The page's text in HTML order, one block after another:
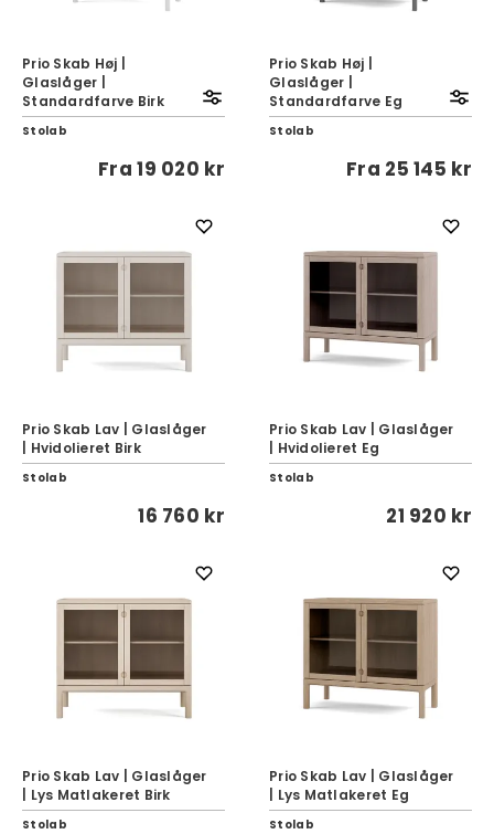
Prio Skab Høj |
Glaslåger |
Standardfarve Birk
Stolab
Fra19 020 kr
Prio Skab Høj |
Glaslåger |
Standardfarve Eg
Stolab
Fra 25 145 kr
Prio Skab Lav | Glaslåger
| Hvidolieret Birk
Stolab
16 760 kr
Prio Skab Lav | Glaslåger
| Hvidolieret Eg
Stolab
21 920 kr
Prio Skab Lav | Glaslåger
| Lys Matlakeret Birk
Stolab
Prio Skab Lav | Glaslåger
| Lys Matlakeret Eg
Stolab